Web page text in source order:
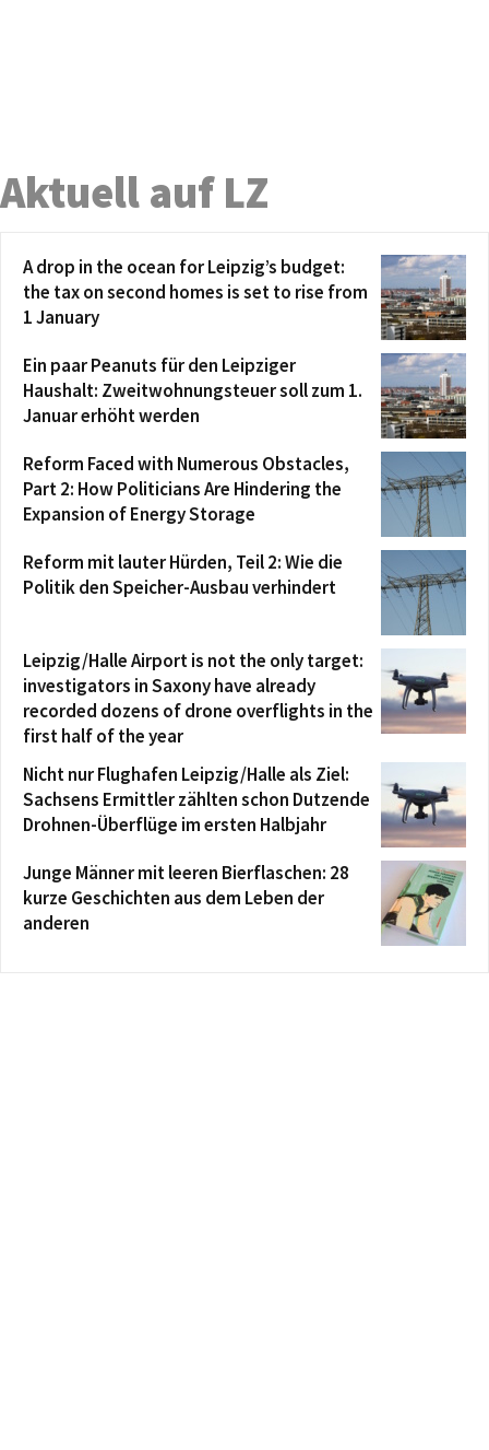
Aktuell auf LZ
A drop in the ocean for Leipzig’s budget:
the tax on second homes is set to rise from
1 January
Ein paar Peanuts für den Leipziger
Haushalt: Zweitwohnungsteuer soll zum 1.
Januar erhöht werden
Reform Faced with Numerous Obstacles,
Part 2: How Politicians Are Hindering the
Expansion of Energy Storage
Reform mit lauter Hürden, Teil 2: Wie die
Politik den Speicher-Ausbau verhindert
Leipzig/Halle Airport is not the only target:
investigators in Saxony have already
recorded dozens of drone overflights in the
first half of the year
Nicht nur Flughafen Leipzig/Halle als Ziel:
Sachsens Ermittler zählten schon Dutzende
Drohnen-Überflüge im ersten Halbjahr
Junge Männer mit leeren Bierflaschen: 28
kurze Geschichten aus dem Leben der
anderen